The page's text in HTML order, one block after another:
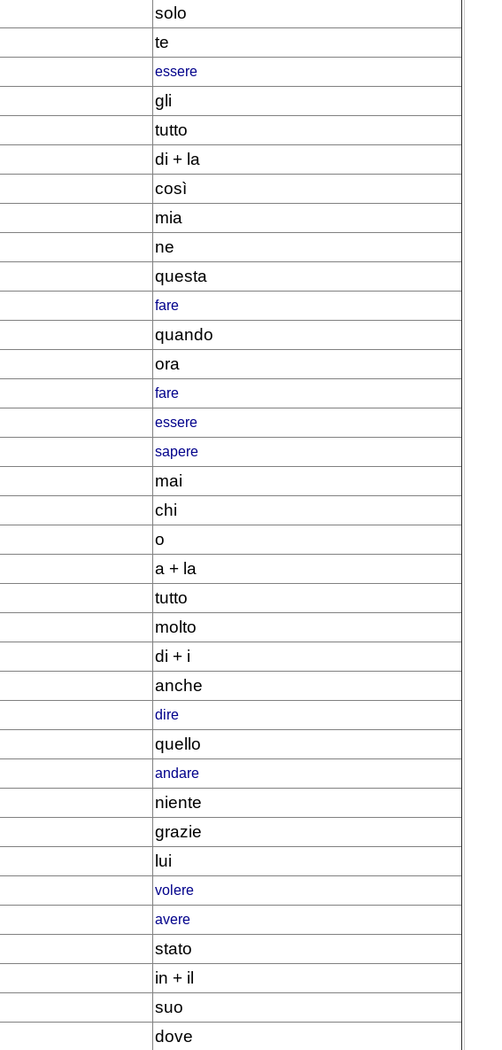
solo
te
essere
gli
tutto
di + la
così
mia
ne
questa
fare
quando
ora
fare
essere
sapere
mai
chi
o
a + la
tutto
molto
di + i
anche
dire
quello
andare
niente
grazie
lui
volere
avere
stato
in + il
suo
dove